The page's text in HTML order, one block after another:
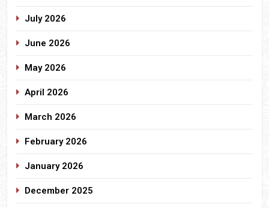
July 2026
June 2026
May 2026
April 2026
March 2026
February 2026
January 2026
December 2025